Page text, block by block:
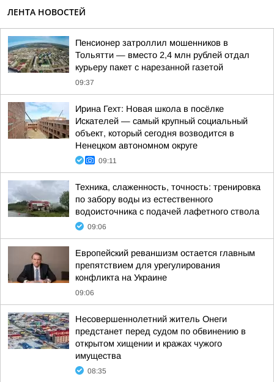
ЛЕНТА НОВОСТЕЙ
Пенсионер затроллил мошенников в
Тольятти — вместо 2,4 млн рублей отдал
курьеру пакет с нарезанной газетой
09:37
Ирина Гехт: Новая школа в посёлке
Искателей — самый крупный социальный
объект, который сегодня возводится в
Ненецком автономном округе
09:11
Техника, слаженность, точность: тренировка
по забору воды из естественного
водоисточника с подачей лафетного ствола
09:06
Европейский реваншизм остается главным
препятствием для урегулирования
конфликта на Украине
09:06
Несовершеннолетний житель Онеги
предстанет перед судом по обвинению в
открытом хищении и кражах чужого
имущества
08:35